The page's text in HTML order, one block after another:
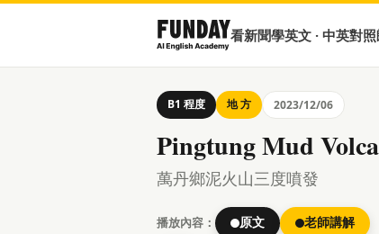
看新聞學英文 · 中英對
B1 程度 地 方 2023/12/06
Pingtung Mud
萬丹鄉泥火山三度噴發
播放內容： 原文 老師講解